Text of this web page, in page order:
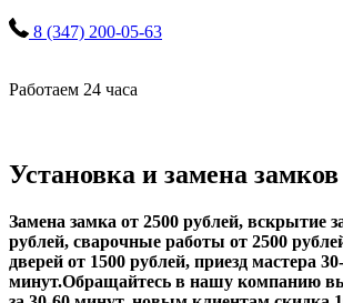
8 (347) 200-05-63
Работаем 24 часа
Установка и замена
Замена замка от 2500 рублей, вскрытие
рублей, сварочные работы от 2500
дверей от 1500 рублей, приезд мастера
минут.Обращайтесь в нашу компанию